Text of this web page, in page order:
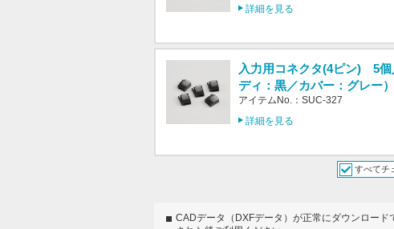
詳細を見る
入力用コネクタ(4ピン) 5個
ディ：黒／カバー：グレー）
アイテムNo.：SUC-327
詳細を見る
すべてチ
CADデータ（DXFデータ）が正常にダウンロー